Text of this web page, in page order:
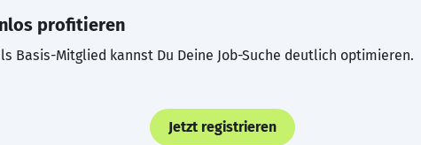
profitieren
Basis-Mitglied kannst Du Deine Job-Suche deutlich optimieren.
Jetzt registrieren